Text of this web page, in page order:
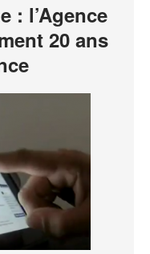
: l’Agence
20 ans